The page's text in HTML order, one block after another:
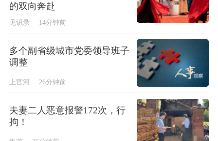
的双向奔赴
见识录 14分钟前
多个副省级城市党委领导班子
调整
上官河 26分钟前
夫妻二人恶意报警172次，行
拘！